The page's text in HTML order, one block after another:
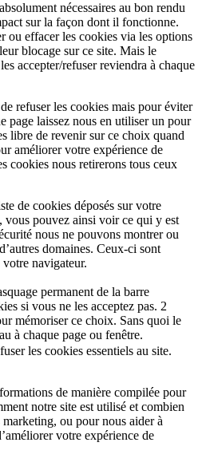
nécessaires au bon rendu
sur la façon dont il fonctionne.
ou effacer les cookies via les options
blocage sur ce site. Mais le
accepter/refuser reviendra à chaque
refuser les cookies mais pour éviter
page laissez nous en utiliser un pour
libre de revenir sur ce choix quand
améliorer votre expérience de
cookies nous retirerons tous ceux
de cookies déposés sur votre
vous pouvez ainsi voir ce qui y est
nous ne pouvons montrer ou
domaines. Ceux-ci sont
navigateur.
permanent de la barre
si vous ne les acceptez pas. 2
mémoriser ce choix. Sans quoi le
à chaque page ou fenêtre.
les cookies essentiels au site.
de manière compilée pour
notre site est utilisé et combien
ou pour nous aider à
votre expérience de